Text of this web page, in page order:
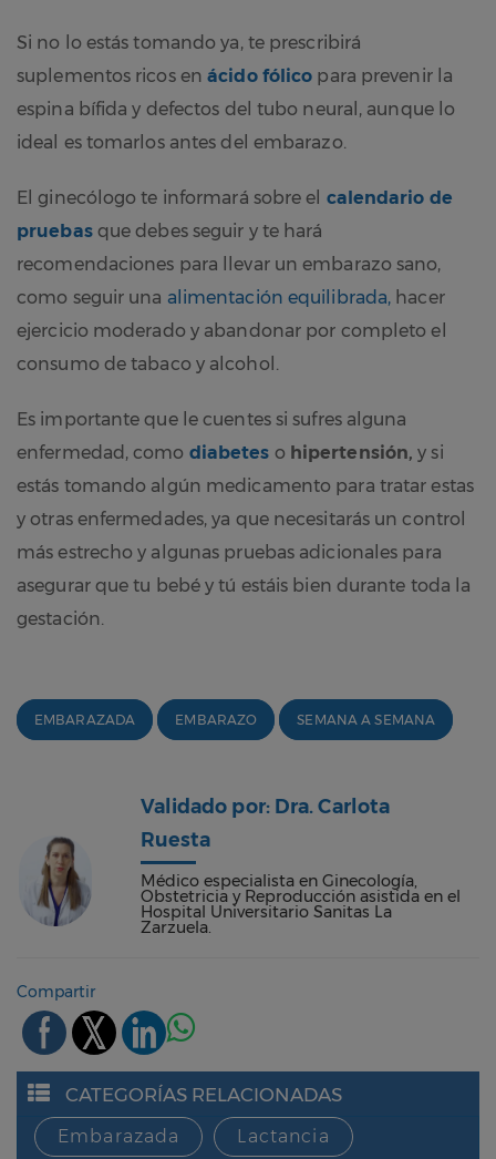
Si no lo estás tomando ya, te prescribirá
suplementos ricos enácido fólico para prevenir la
espina bífida y defectos del tubo neural, aunque lo
ideal es tomarlos antes del embarazo.
El ginecólogo te informará sobre el calendario de
pruebas que debes seguir y te hará
recomendaciones para llevar un embarazo sano,
como seguir una alimentación equilibrada, hacer
ejercicio moderado y abandonar por completo el
consumo de tabaco y alcohol.
Es importante que le cuentes si sufres alguna
enfermedad, como diabetes o hipertensión, y si
estás tomando algún medicamento para tratar estas
y otras enfermedades, ya que necesitarás un control
más estrecho y algunas pruebas adicionales para
asegurar que tu bebé y tú estáis bien durante toda la
gestación.
EMBARAZADA EMBARAZO SEMANA A SEMANA
Validado por: Dra. Carlota
Ruesta
Médico especialista en Ginecología,
Obstetricia y Reproducción asistida en el
Hospital Universitario Sanitas La
Zarzuela.
Compartir
CATEGORÍAS RELACIONADAS
Embarazada Lactancia